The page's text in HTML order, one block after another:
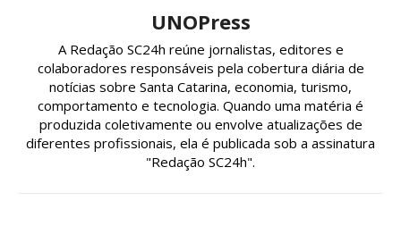
UNOPress
A Redação SC24h reúne jornalistas, editores e
colaboradores responsáveis pela cobertura diária de
notícias sobre Santa Catarina, economia, turismo,
comportamento e tecnologia. Quando uma matéria é
produzida coletivamente ou envolve atualizações de
diferentes profissionais, ela é publicada sob a assinatura
"Redação SC24h".